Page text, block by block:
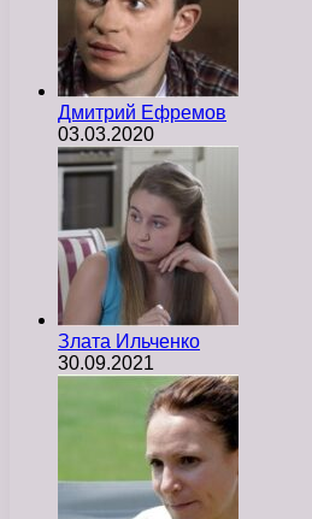
Дмитрий Ефремов
03.03.2020
Злата Ильченко
30.09.2021